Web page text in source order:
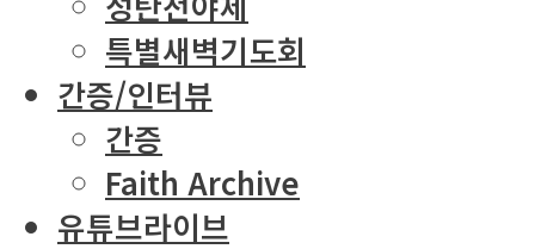
특별새벽기도회
간증/인터뷰
간증
Faith Archive
유튜브라이브